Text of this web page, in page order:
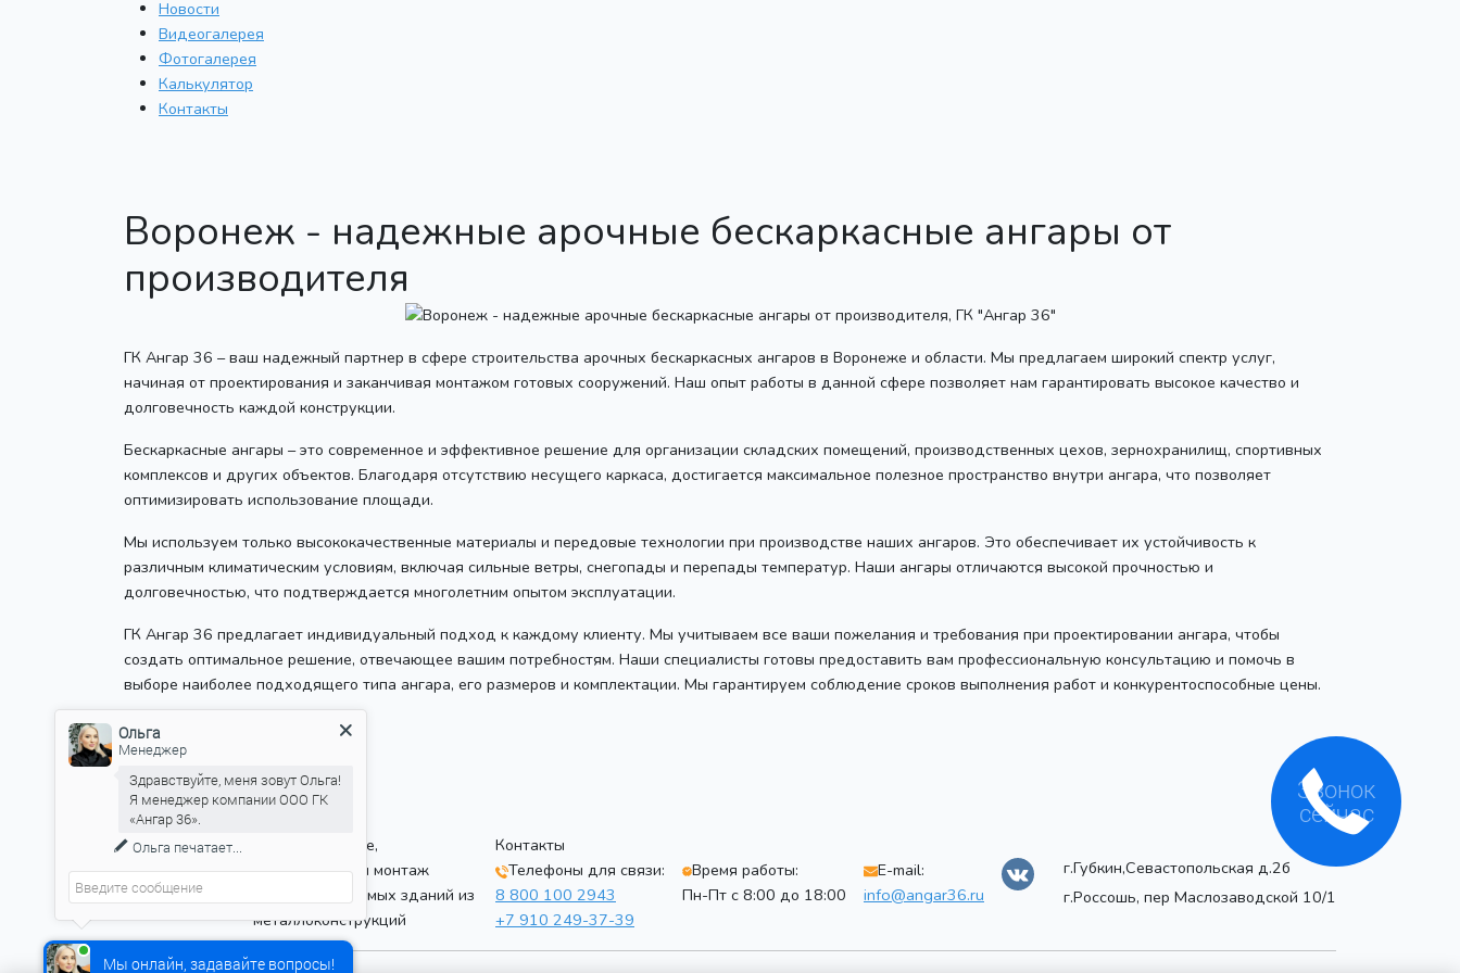
Новости
Видеогалерея
Фотогалерея
Калькулятор
Контакты
Воронеж - надежные арочные бескаркасные ангары от
производителя
ГК Ангар 36 – ваш надежный партнер в сфере строительства арочных бескаркасных ангаров в Воронеже и области. Мы предлагаем широкий спектр услуг,
начиная от проектирования и заканчивая монтажом готовых сооружений. Наш опыт работы в данной сфере позволяет нам гарантировать высокое качество и
долговечность каждой конструкции.
Бескаркасные ангары – это современное и эффективное решение для организации складских помещений, производственных цехов, зернохранилищ, спортивных
комплексов и других объектов. Благодаря отсутствию несущего каркаса, достигается максимальное полезное пространство внутри ангара, что позволяет
оптимизировать использование площади.
Мы используем только высококачественные материалы и передовые технологии при производстве наших ангаров. Это обеспечивает их устойчивость к
различным климатическим условиям, включая сильные ветры, снегопады и перепады температур. Наши ангары отличаются высокой прочностью и
долговечностью, что подтверждается многолетним опытом эксплуатации.
ГК Ангар 36 предлагает индивидуальный подход к каждому клиенту. Мы учитываем все ваши пожелания и требования при проектировании ангара, чтобы
создать оптимальное решение, отвечающее вашим потребностям. Наши специалисты готовы предоставить вам профессиональную консультацию и помочь в
выборе наиболее подходящего типа ангара, его размеров и комплектации. Мы гарантируем соблюдение сроков выполнения работ и конкурентоспособные цены.
8 (800) 100-29-43
+7 (930) 417-36-36
+7 (910) 249-37-39
Проектирование,
производство и монтаж
быстровозводимых зданий из
металлоконструкций
Контакты
Телефоны для связи:
8 800 100 2943
+7 910 249-37-39
Время работы:
Пн-Пт с 8:00 до 18:00
E-mail:
info@angar36.ru
г.Губкин,Севастопольская д.2б
г.Россошь, пер Маслозаводской 10/1
Мы онлайн, задавайте вопросы!
Ольга
Менеджер
Здравствуйте, меня зовут Ольга!
Я менеджер компании ООО ГК
«Ангар 36».
Ольга печатает...